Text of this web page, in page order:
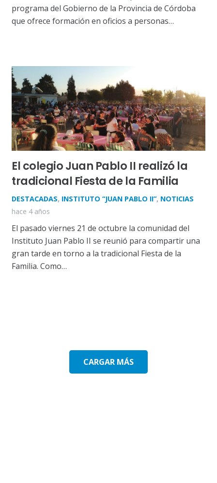
programa del Gobierno de la Provincia de Córdoba
que ofrece formación en oficios a personas…
El colegio Juan Pablo II realizó la
tradicional Fiesta de la Familia
DESTACADAS, INSTITUTO “JUAN PABLO II”, NOTICIAS
hace 4 años
El pasado viernes 21 de octubre la comunidad del
Instituto Juan Pablo II se reunió para compartir una
gran tarde en torno a la tradicional Fiesta de la
Familia. Como…
CARGAR MÁS